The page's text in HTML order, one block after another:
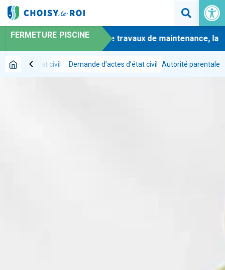
Ouvrir
FERMETURE PISCINE
-En raison de travaux de maintenance, la
chevron_left État civil Demande d’actes d’état civil Autorité parentale